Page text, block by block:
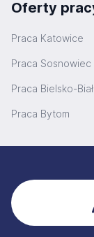
Oferty
Praca Katowice
Praca Sosnowiec
Praca Bielsko-
Praca Bytom